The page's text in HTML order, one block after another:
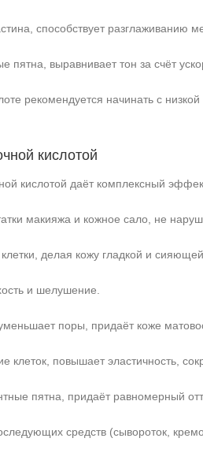
способствует разглаживанию
пятна, выравнивает тон за счёт
рекомендуется начинать с
кислотой
кислотой даёт комплексный
макияжа и кожное сало, не
делая кожу гладкой и сияющей.
и шелушение.
поры, придаёт коже
клеток, повышает эластичность,
пятна, придаёт равномерный
средств (сывороток,